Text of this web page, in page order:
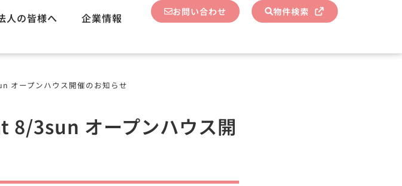
人の皆様へ 企業情報 お問い合わせ 物件検索
オープンハウス開催のお知らせ
8/3sun オープンハウス開